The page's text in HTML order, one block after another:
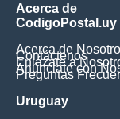
Acerca de
CodigoPostal.uy
Acerca de
Contáctenos
Enlázate a
Anúnciate con
Preguntas
Uruguay